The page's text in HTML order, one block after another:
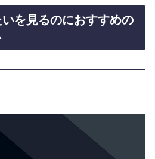
を見るのにおすすめの